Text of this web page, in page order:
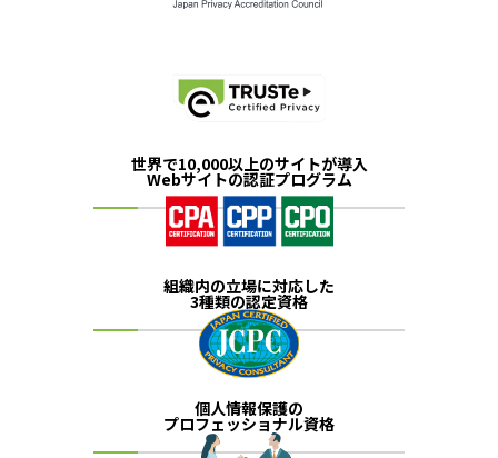
世界で10,000以上のサイトが導入
Webサイトの認証プログラム
組織内の立場に対応した
3種類の認定資格
個人情報保護の
プロフェッショナル資格